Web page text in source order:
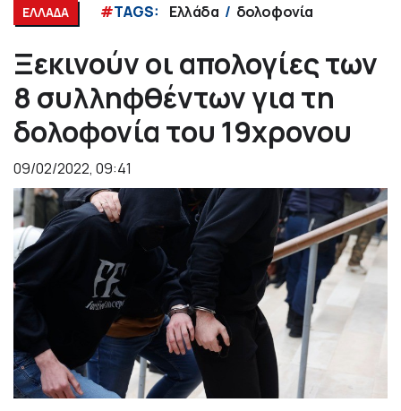
ΕΛΛΑΔΑ #TAGS: Ελλάδα δολοφονία
Ξεκινούν οι απολογίες των
8 συλληφθέντων για τη
δολοφονία του 19χρονου
09/02/2022, 09:41